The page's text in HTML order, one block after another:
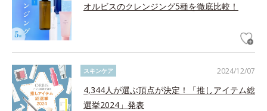
オルビスのクレンジング5種を徹底比較！
2024/12/07
スキンケア
4,344人が選ぶ頂点が決定！「推しアイテム総
選挙2024」発表